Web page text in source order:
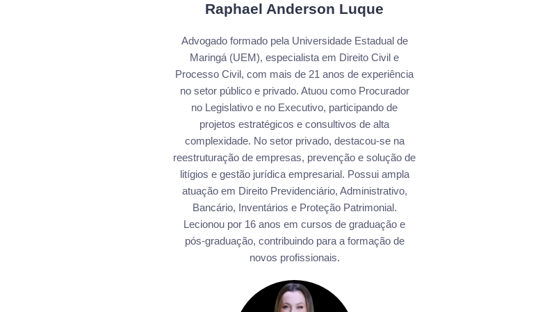
Raphael Anderson Luque
Advogado formado pela Universidade Estadual de
Maringá (UEM), especialista em Direito Civil e
Processo Civil, com mais de 21 anos de experiência
no setor público e privado. Atuou como Procurador
no Legislativo e no Executivo, participando de
projetos estratégicos e consultivos de alta
complexidade. No setor privado, destacou-se na
reestruturação de empresas, prevenção e solução de
litígios e gestão jurídica empresarial. Possui ampla
atuação em Direito Previdenciário, Administrativo,
Bancário, Inventários e Proteção Patrimonial.
Lecionou por 16 anos em cursos de graduação e
pós-graduação, contribuindo para a formação de
novos profissionais.